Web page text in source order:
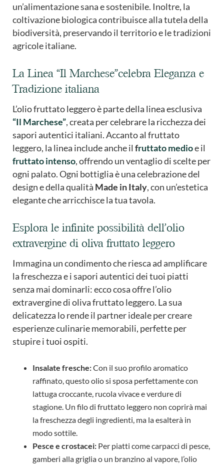
un’alimentazione sana e sostenibile. Inoltre, la
coltivazione biologica contribuisce alla tutela della
biodiversità, preservando il territorio e le tradizioni
agricole italiane.
La Linea “Il Marchese”celebra Eleganza e
Tradizione italiana
L’olio fruttato leggero è parte della linea esclusiva
“Il Marchese”, creata per celebrare la ricchezza dei
sapori autentici italiani. Accanto al fruttato
leggero, la linea include anche il fruttato medioe il
fruttato intenso, offrendo un ventaglio di scelte per
ogni palato. Ogni bottiglia è una celebrazione del
design e della qualità Made in Italy, con un’estetica
elegante che arricchisce la tua tavola.
Esplora le infinite possibilità dell’olio
extravergine di oliva fruttato leggero
Immagina un condimento che riesca ad amplificare
la freschezza e i sapori autentici dei tuoi piatti
senza mai dominarli: ecco cosa offre l’olio
extravergine di oliva fruttato leggero. La sua
delicatezza lo rende il partner ideale per creare
esperienze culinarie memorabili, perfette per
stupire i tuoi ospiti.
Insalate fresche:Con il suo profilo aromatico
raffinato, questo olio si sposa perfettamente con
lattuga croccante, rucola vivace e verdure di
stagione. Un filo di fruttato leggero non coprirà mai
la freschezza degli ingredienti, ma la esalterà in
modo sottile.
Pesce e crostacei: Per piatti come carpacci di pesce,
gamberi alla griglia o un branzino al vapore, l’olio